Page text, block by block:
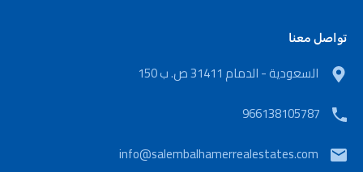
تواصل معنا
السعودية - الدمام 31411 ص. ب 150
966138105787
info@salembalhamerrealestates.com